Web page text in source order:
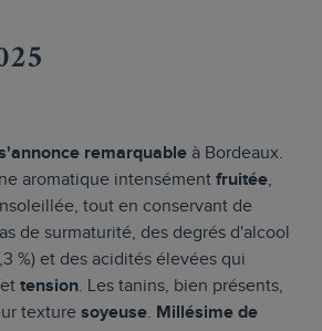
remarquable à Bordeaux.
aromatique intensément fruitée,
tout en conservant de
de surmaturité, des degrés d'alcool
%) et des acidités élevées qui
et tension. Les tanins, bien présents,
texture soyeuse. Millésime de